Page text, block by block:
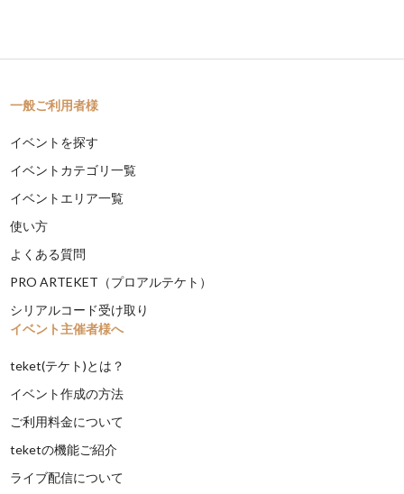
一般ご利用者様
イベントを探す
イベントカテゴリ一覧
イベントエリア一覧
使い方
よくある質問
PRO ARTEKET（プロアルテケト）
シリアルコード受け取り
イベント主催者様へ
teket(テケト)とは？
イベント作成の方法
ご利用料金について
teketの機能ご紹介
ライブ配信について